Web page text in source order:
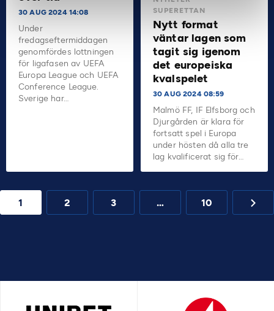
30 AUG 2024 14:08
Under
fredagseftermiddagen
genomfördes lottningen
för ligafasen av UEFA
Europa League och UEFA
Conference League.
Sverige har…
SUPERETTAN
Nytt format
väntar lagen som
tagit sig igenom
det europeiska
kvalspelet
30 AUG 2024 08:59
Malmö FF, IF Elfsborg och
Djurgården är klara för
fortsatt spel i Europa
under hösten då alla tre
lag kvalificerat sig för…
1 2 3 … 10